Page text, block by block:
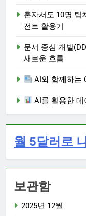
혼자서도 10명 팀
전트 활용기
문서 중심 개발
새로운 흐름
AI와 함께하는
AI를 활용한
월 5달러로
보관함
2025년 12월